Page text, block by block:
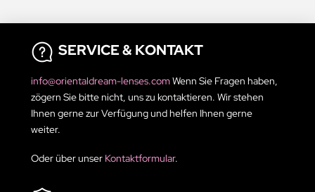
SERVICE & KONTAKT
info@orientaldream-lenses.comWenn Sie Fragen haben,
zögern Sie bitte nicht, uns zu kontaktieren. Wir stehen
Ihnen gerne zur Verfügung und helfen Ihnen gerne
weiter.
Oder über unser Kontaktformular.